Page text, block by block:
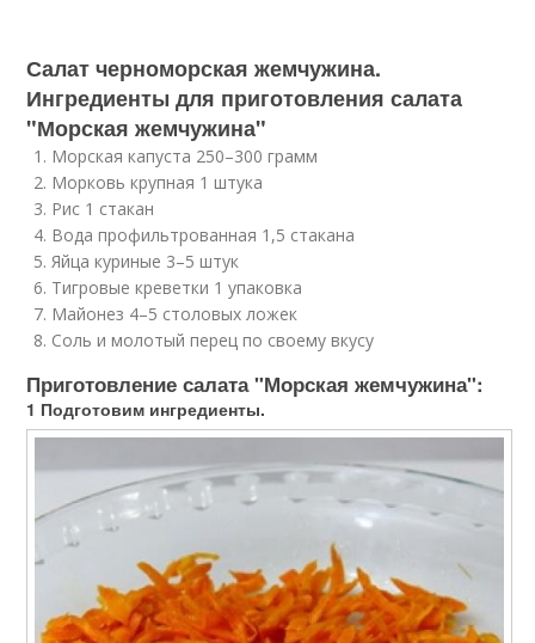
Салат черноморская жемчужина.
Ингредиенты для приготовления салата
"Морская жемчужина"
Морская капуста 250–300 грамм
Морковь крупная 1 штука
Рис 1 стакан
Вода профильтрованная 1,5 стакана
Яйца куриные 3–5 штук
Тигровые креветки 1 упаковка
Майонез 4–5 столовых ложек
Соль и молотый перец по своему вкусу
Приготовление салата "Морская жемчужина":
1 Подготовим ингредиенты.